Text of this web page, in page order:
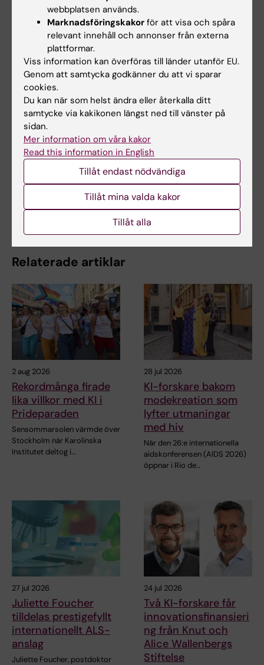
Uppdaterad av:
Ola Røren 2026-02-26
Innehållsgranskare:
Kristina Aspvall
Dela
Tema: Tvångssyndrom
Tema: AI inom medicin och hälsa
Relaterade artiklar
2 aug 2026
Rekordmånga firade
lika villkor med KI i
Prideparaden
Sensommarsolen värmde över
Stockholm när Karolinska
Institutet deltog i…
28 jul 2026
KI-forskare bakom
modekreation som
lyfter utmaningar
med hiv
När den 26:e internationella
aidskonferensen (AIDS 2026)
öppnar i Rio de…
27 jul 2026
Juliette Foucher
tilldelas prestigefyllt
internationellt ALS-
anslag
Juliette Foucher, postdoktor
24 jul 2026
Två KI-forskare får
innovationsfinansieri
ng från Knut och
Alice Wallenbergs
Stiftelse
webbplatsen används.
Marknadsföringskakor för att visa och spåra
relevant innehåll och annonser från externa
plattformar.
Viss information kan överföras till länder utanför EU.
Genom att samtycka godkänner du att vi sparar
cookies.
Du kan när som helst ändra eller återkalla ditt
samtycke via kakikonen längst ned till vänster på
sidan.
Mer information om våra kakor
Read this information in English
Tillåt endast nödvändiga
Tillåt mina valda kakor
Tillåt alla